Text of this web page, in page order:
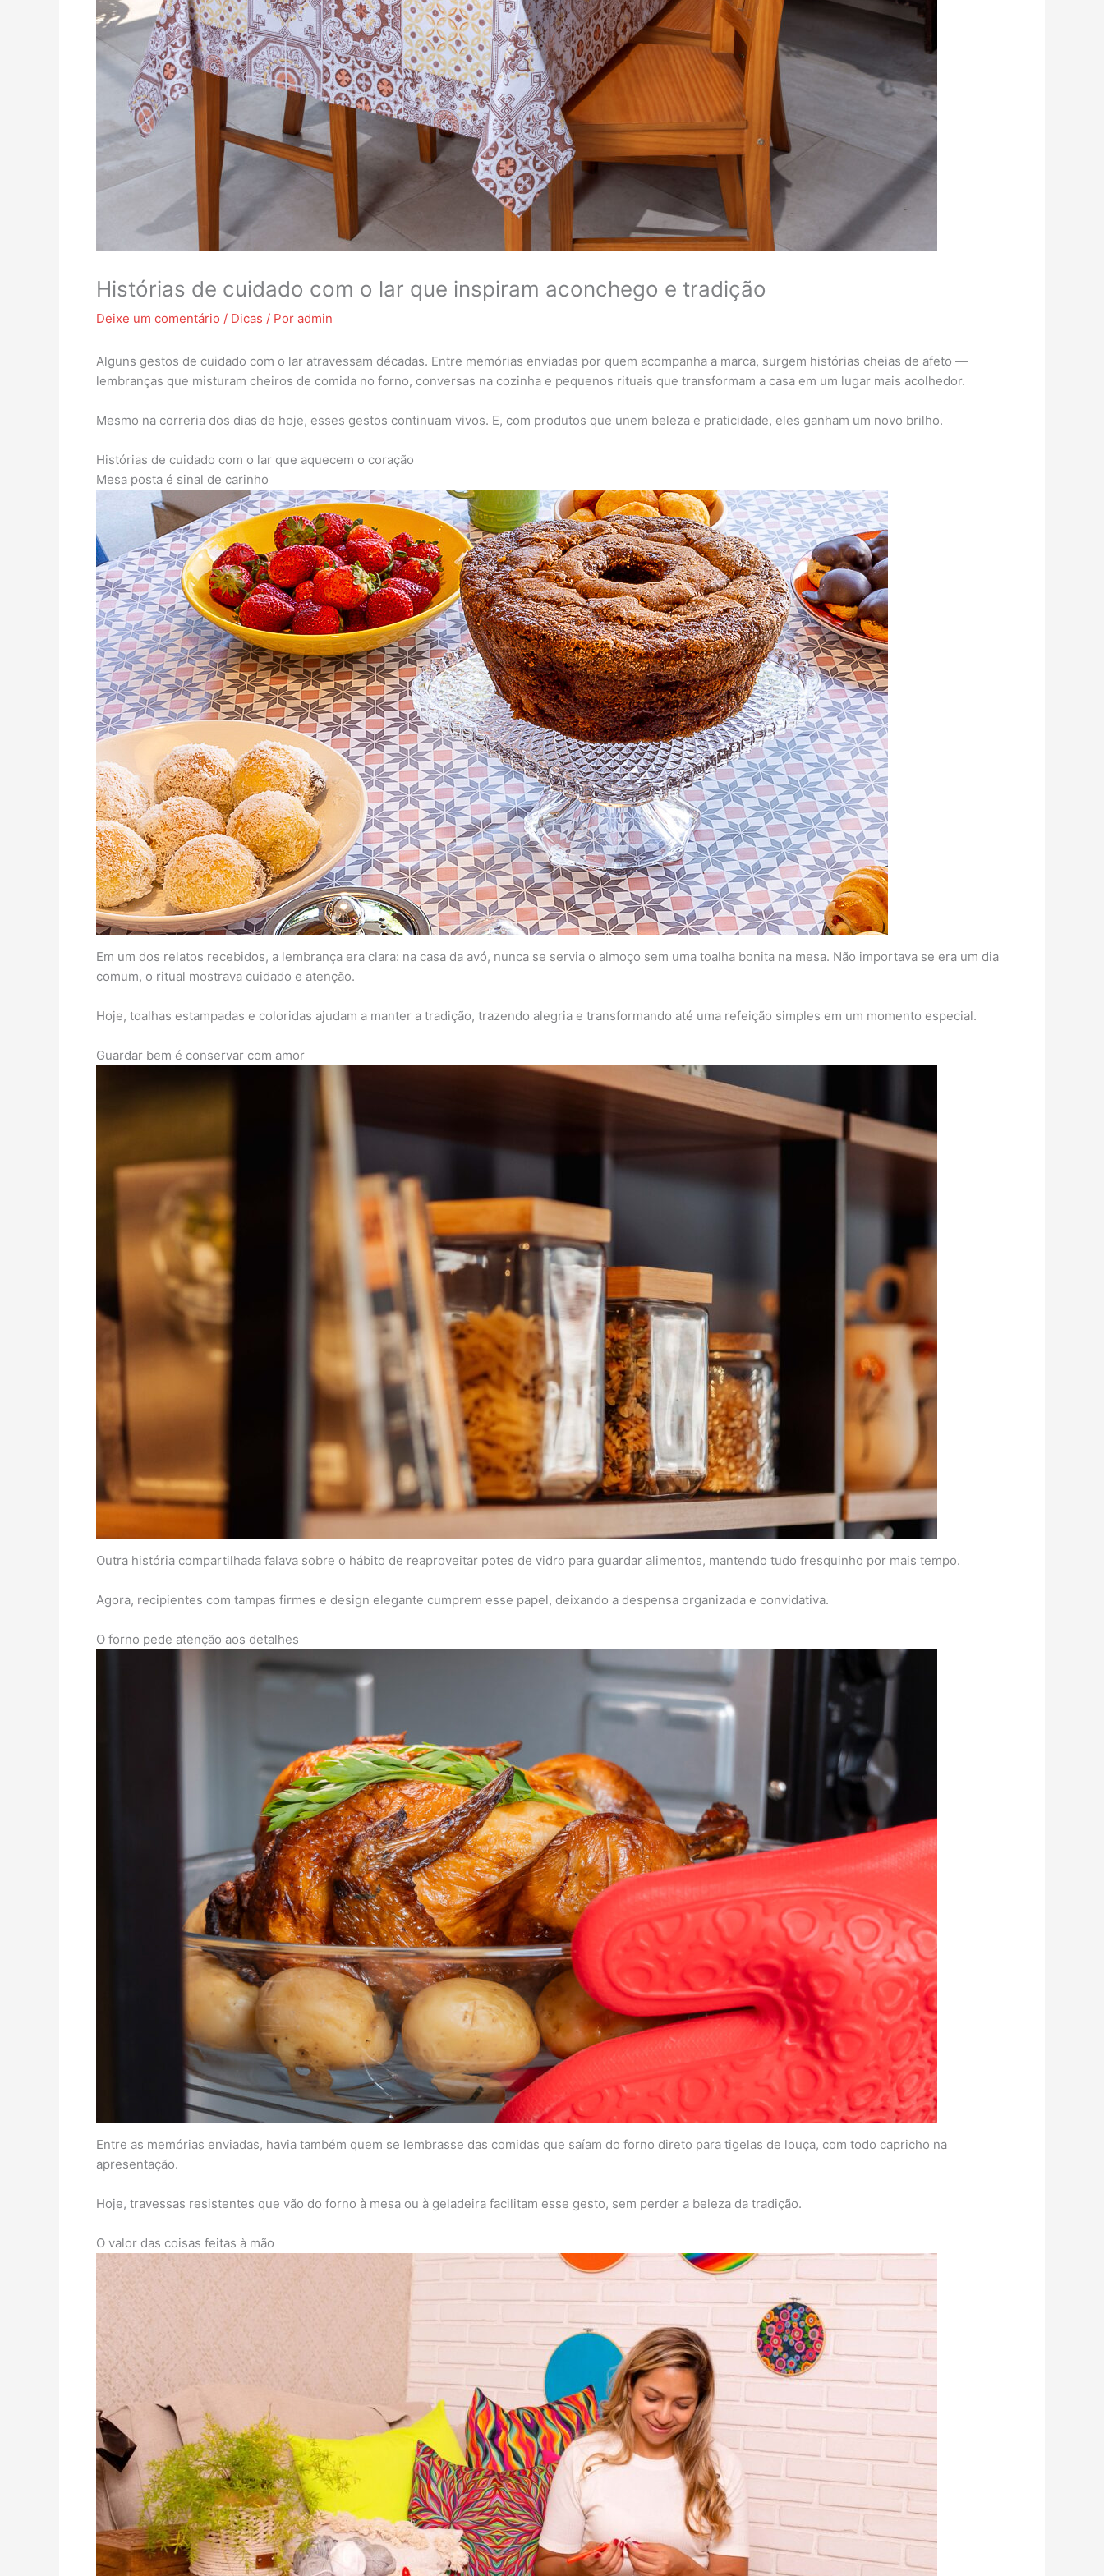
Histórias de cuidado com o lar que inspiram aconchego e tradição
Deixe um comentário / Dicas / Por admin
Alguns gestos de cuidado com o lar atravessam décadas. Entre memórias enviadas por quem acompanha a marca, surgem histórias cheias de afeto —
lembranças que misturam cheiros de comida no forno, conversas na cozinha e pequenos rituais que transformam a casa em um lugar mais acolhedor.
Mesmo na correria dos dias de hoje, esses gestos continuam vivos. E, com produtos que unem beleza e praticidade, eles ganham um novo brilho.
Histórias de cuidado com o lar que aquecem o coração
Mesa posta é sinal de carinho
Em um dos relatos recebidos, a lembrança era clara: na casa da avó, nunca se servia o almoço sem uma toalha bonita na mesa. Não importava se era um dia
comum, o ritual mostrava cuidado e atenção.
Hoje, toalhas estampadas e coloridas ajudam a manter a tradição, trazendo alegria e transformando até uma refeição simples em um momento especial.
Guardar bem é conservar com amor
Outra história compartilhada falava sobre o hábito de reaproveitar potes de vidro para guardar alimentos, mantendo tudo fresquinho por mais tempo.
Agora, recipientes com tampas firmes e design elegante cumprem esse papel, deixando a despensa organizada e convidativa.
O forno pede atenção aos detalhes
Entre as memórias enviadas, havia também quem se lembrasse das comidas que saíam do forno direto para tigelas de louça, com todo capricho na
apresentação.
Hoje, travessas resistentes que vão do forno à mesa ou à geladeira facilitam esse gesto, sem perder a beleza da tradição.
O valor das coisas feitas à mão